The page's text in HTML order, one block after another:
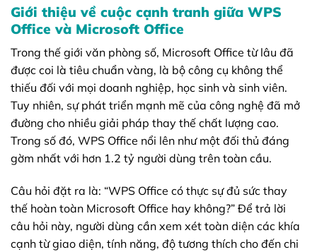
Giới thiệu về cuộc cạnh tranh giữa WPS
Office và Microsoft Office
Trong thế giới văn phòng số, Microsoft Office từ lâu đã
được coi là tiêu chuẩn vàng, là bộ công cụ không thể
thiếu đối với mọi doanh nghiệp, học sinh và sinh viên.
Tuy nhiên, sự phát triển mạnh mẽ của công nghệ đã mở
đường cho nhiều giải pháp thay thế chất lượng cao.
Trong số đó, WPS Office nổi lên như một đối thủ đáng
gờm nhất với hơn 1.2 tỷ người dùng trên toàn cầu.
Câu hỏi đặt ra là: “WPS Office có thực sự đủ sức thay
thế hoàn toàn Microsoft Office hay không?” Để trả lời
câu hỏi này, người dùng cần xem xét toàn diện các khía
cạnh từ giao diện, tính năng, độ tương thích cho đến chi